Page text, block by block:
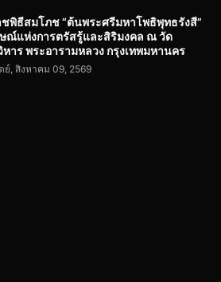
พิธีสมโภช “ต้นพระศรีมหาโพธิพุทธรังสี”
ณ์แห่งการตรัสรู้และสิริมงคล ณ วัด
าร พระอารามหลวง กรุงเทพมหานคร
ย์, สิงหาคม 09, 2569